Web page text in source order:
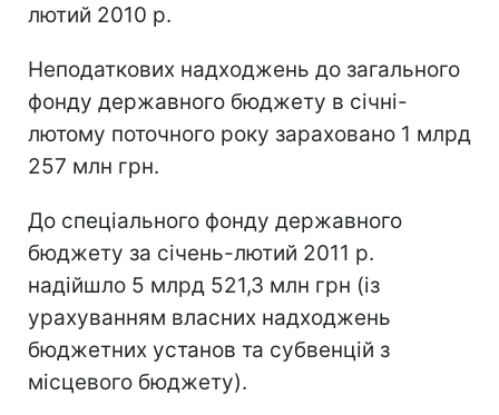
лютий 2010 р.
Неподаткових надходжень до загального
фонду державного бюджету в січні-
лютому поточного року зараховано 1 млрд
257 млн грн.
До спеціального фонду державного
бюджету за січень-лютий 2011 р.
надійшло 5 млрд 521,3 млн грн (із
урахуванням власних надходжень
бюджетних установ та субвенцій з
місцевого бюджету).